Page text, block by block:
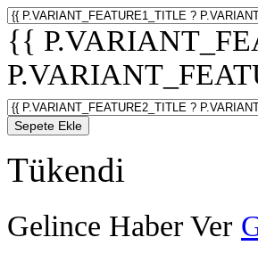
{{
Sepete Ekle
Tükendi
Gelince Haber Ver